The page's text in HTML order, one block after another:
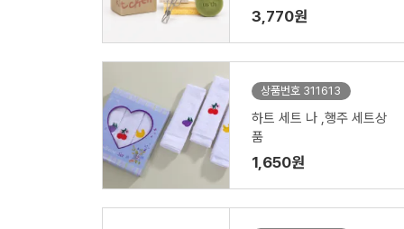
미 제로웨이스트키트
3,770원
상품번호 311613
하트 세트 나 ,행주 세트상
품
1,650원